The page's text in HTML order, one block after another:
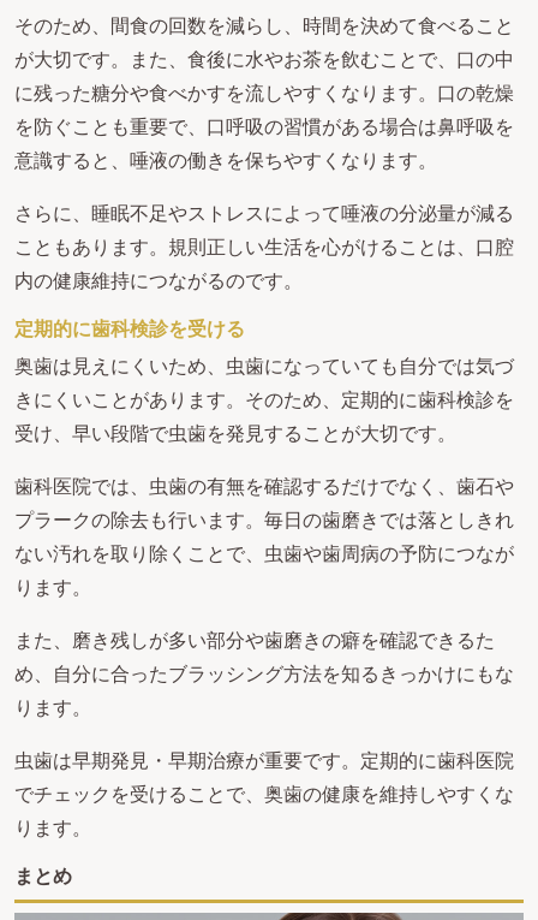
そのため、間食の回数を減らし、時間を決めて食べること
が大切です。また、食後に水やお茶を飲むことで、口の中
に残った糖分や食べかすを流しやすくなります。口の乾燥
を防ぐことも重要で、口呼吸の習慣がある場合は鼻呼吸を
意識すると、唾液の働きを保ちやすくなります。
さらに、睡眠不足やストレスによって唾液の分泌量が減る
こともあります。規則正しい生活を心がけることは、口腔
内の健康維持につながるのです。
定期的に歯科検診を受ける
奥歯は見えにくいため、虫歯になっていても自分では気づ
きにくいことがあります。そのため、定期的に歯科検診を
受け、早い段階で虫歯を発見することが大切です。
歯科医院では、虫歯の有無を確認するだけでなく、歯石や
プラークの除去も行います。毎日の歯磨きでは落としきれ
ない汚れを取り除くことで、虫歯や歯周病の予防につなが
ります。
また、磨き残しが多い部分や歯磨きの癖を確認できるた
め、自分に合ったブラッシング方法を知るきっかけにもな
ります。
虫歯は早期発見・早期治療が重要です。定期的に歯科医院
でチェックを受けることで、奥歯の健康を維持しやすくな
ります。
まとめ